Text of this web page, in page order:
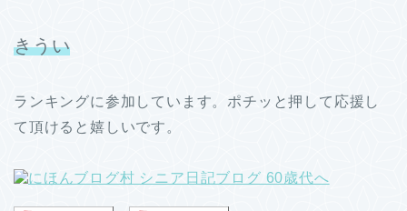
きうい
ランキングに参加しています。ポチッと押して応援し
て頂けると嬉しいです。